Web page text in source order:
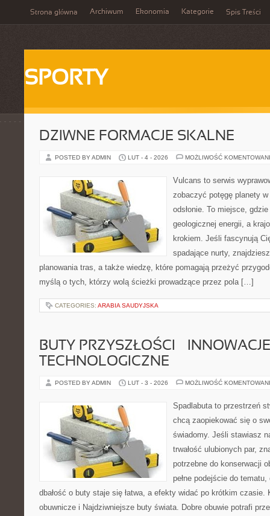
Strona główna Archiwum Ekonomia Kategorie Spis Treści
SPORTY
DZIWNE FORMACJE SKALNE
POSTED BY ADMIN LUT - 4 - 2026 MOŻLIWOŚĆ
Vulcans to serwis
zobaczyć potęgę planety
odsłonie. To miejsce,
geologicznej energii, a
krokiem. Jeśli fascynują
spadające nurty,
planowania tras, a także wiedzę, które pomagają przeżyć
myślą o tych, którzy wolą ścieżki prowadzące przez pola […]
CATEGORIES: ARABIA SAUDYJSKA
BUTY PRZYSZŁOŚCI – INNOWACJE
TECHNOLOGICZNE
POSTED BY ADMIN LUT - 3 - 2026 MOŻLIWOŚĆ
Spadlabuta to przestrzeń
chcą zaopiekować się o
świadomy. Jeśli stawiasz
trwałość ulubionych par,
potrzebne do konserwacji
pełne podejście do
dbałość o buty staje się łatwa, a efekty widać po krótkim czasie.
obuwnicze i Najdziwniejsze buty świata. Dobre obuwie potrafi